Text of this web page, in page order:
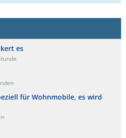
es
für Wohnmobile, es wird